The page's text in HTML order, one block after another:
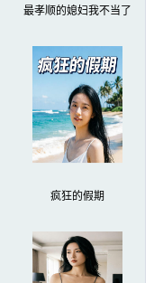
最孝顺的媳妇我不当了
疯狂的假期